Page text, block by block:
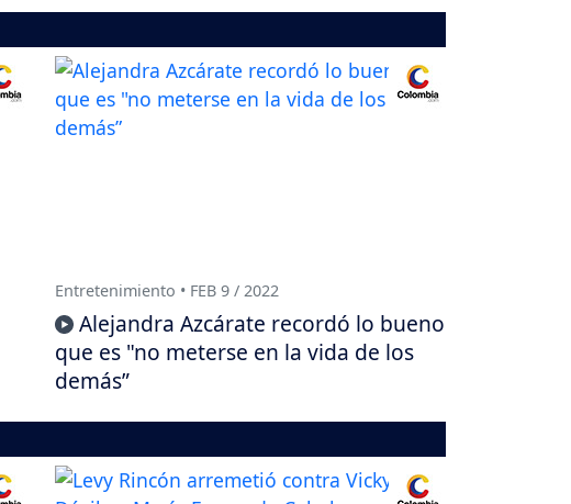
Entretenimiento • FEB 9 / 2022
Alejandra Azcárate recordó lo bueno
que es "no meterse en la vida de los
demás”